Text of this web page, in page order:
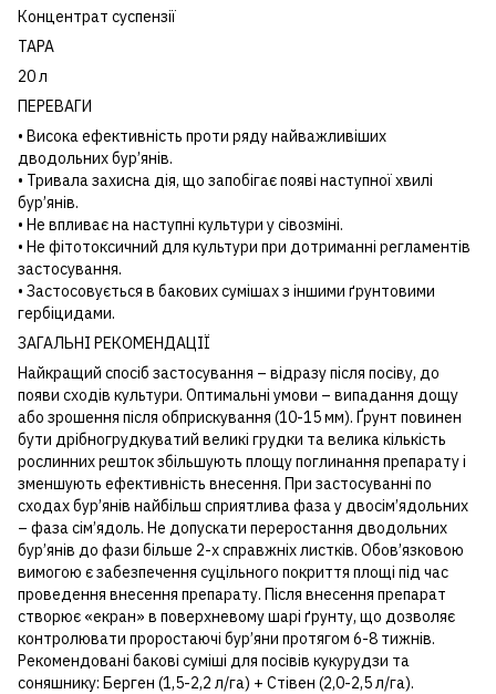
Концентрат суспензії
ТАРА
20 л
ПЕРЕВАГИ
• Висока ефективність проти ряду найважливіших
дводольних бур’янів.
• Тривала захисна дія, що запобігає появі наступної хвилі
бур’янів.
• Не впливає на наступні культури у сівозміні.
• Не фітотоксичний для культури при дотриманні регламентів
застосування.
• Застосовується в бакових сумішах з іншими ґрунтовими
гербіцидами.
ЗАГАЛЬНІ РЕКОМЕНДАЦІЇ
Найкращий спосіб застосування – відразу після посіву, до
появи сходів культури. Оптимальні умови – випадання дощу
або зрошення після обприскування (10-15 мм). Ґрунт повинен
бути дрібногрудкуватий великі грудки та велика кількість
рослинних решток збільшують площу поглинання препарату і
зменшують ефективність внесення. При застосуванні по
сходах бур’янів найбільш сприятлива фаза у двосім’ядольних
– фаза сім’ядоль. Не допускати переростання дводольних
бур’янів до фази більше 2-х справжніх листків. Обов’язковою
вимогою є забезпечення суцільного покриття площі під час
проведення внесення препарату. Після внесення препарат
створює «екран» в поверхневому шарі ґрунту, що дозволяє
контролювати проростаючі бур’яни протягом 6-8 тижнів.
Рекомендовані бакові суміші для посівів кукурудзи та
соняшнику: Берген (1,5-2,2 л/га) + Стівен (2,0-2,5 л/га).